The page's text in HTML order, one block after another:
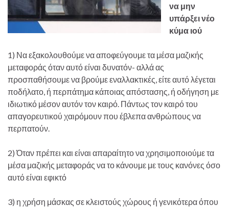
να μην
υπάρξει νέο
κύμα ιού
1) Να εξακολουθούμε να αποφεύγουμε τα μέσα μαζικής
μεταφοράς όταν αυτό είναι δυνατόν- αλλά ας
προσπαθήσουμε να βρούμε εναλλακτικές, είτε αυτό λέγεται
ποδήλατο, ή περπάτημα κάποιας απόστασης, ή οδήγηση με
ιδιωτικό μέσον αυτόν τον καιρό. Πάντως τον καιρό του
απαγορευτικού χαιρόμουν που έβλεπα ανθρώπους να
περπατούν.
2) Όταν πρέπει και είναι απαραίτητο να χρησιμοποιούμε τα
μέσα μαζικής μεταφοράς να το κάνουμε με τους κανόνες όσο
αυτό είναι εφικτό
3) η χρήση μάσκας σε κλειστούς χώρους ή γενικότερα όπου